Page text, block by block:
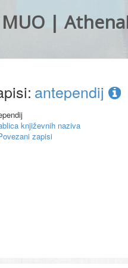
MUO |
antependij
književnih naziva
zapisi